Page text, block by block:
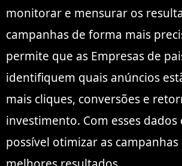
monitorar e mensurar os
campanhas de forma mais
permite que as Empresas de
identifiquem quais anúncios
mais cliques, conversões e
investimento. Com esses dados
possível otimizar as